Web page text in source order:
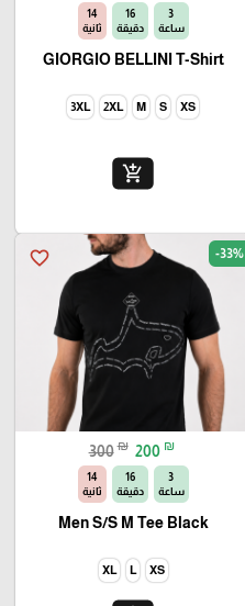
3
ساعة
16
دقيقة
13
ثانية
GIORGIO BELLINI T-Shirt
XS
S
M
2XL
3XL
add_shopping_cart
favorite_border -33%
300 ₪ 200 ₪
3
ساعة
16
دقيقة
13
ثانية
Men S/S M Tee Black
XS
L
XL